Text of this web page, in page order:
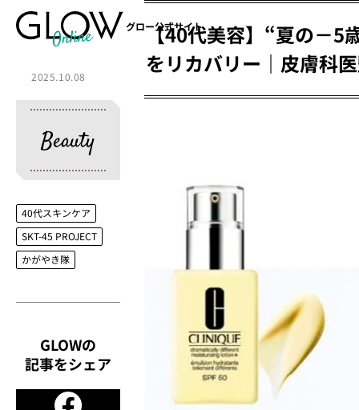
グロー公式サイト
2025.10.08
Beauty
40代スキンケア
SKT-45 PROJECT
かがやき隊
GLOWの
記事をシェア
【40代美容】“夏の－5
をリカバリー｜皮膚科